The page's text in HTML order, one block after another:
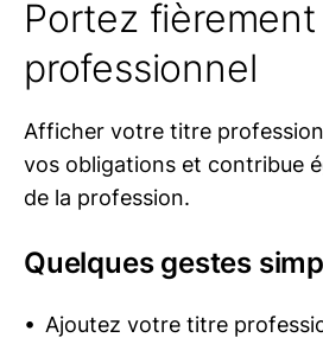
Portez
professionnel
Afficher votre titre
vos obligations et contribue
de la profession.
Quelques gestes
Ajoutez votre titre